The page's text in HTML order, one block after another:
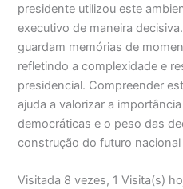
presidente utilizou este
executivo de maneira
guardam memórias de
refletindo a complexidade e
presidencial. Compreender
ajuda a valorizar a
democráticas e o peso das
construção do futuro
Visitada 8 vezes, 1 Visita(s)